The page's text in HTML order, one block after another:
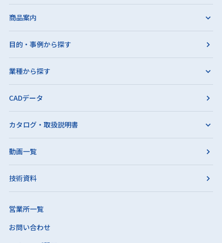
商品案内
目的・事例から探す
業種から探す
CADデータ
カタログ・取扱説明書
動画一覧
技術資料
営業所一覧
お問い合わせ